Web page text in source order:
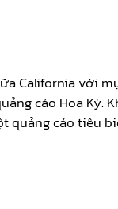
California với
cáo Hoa Kỳ.
quảng cáo tiêu